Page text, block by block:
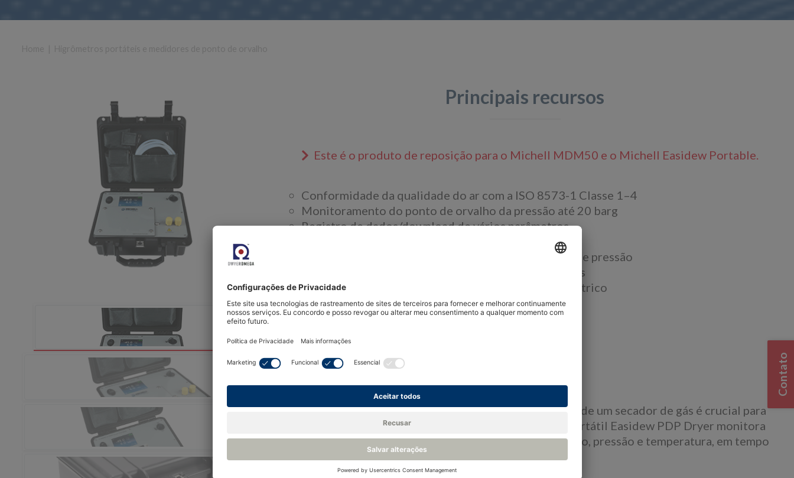
Principais recursos
Este é o produto de reposição para o Michell MDM50 e o Michell Easidew Portable.
Conformidade da qualidade do ar com a ISO 8573-1 Classe 1–4
Monitoramento do ponto de orvalho da pressão até 20 barg
Registro de dados/download de vários parâmetros
Gráficos do ponto de orvalho e da saída do secador de pressão
Construção robusta para condições de campo difíceis
Projetado para ambientes com alto nível de ruído elétrico
Estojo de viagem integrado e autônomo
Fácil de manter
A verificação do ponto de umidade na saída pressurizada de um secador de gás é crucial para
garantir a qualidade do gás comprimido. O higrômetro portátil Easidew PDP Dryer monitora
e registra os principais parâmetros, como ponto de orvalho, pressão e temperatura, em tempo
real. Esse está em conformidade com a norma ISO 8573-1
Contato